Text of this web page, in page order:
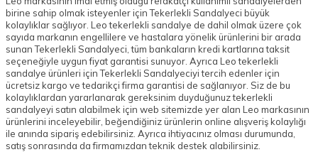
birine sahip olmak isteyenler için Tekerlekli Sandalyeci büyük
kolaylıklar sağlıyor. Leo tekerlekli sandalye de dahil olmak üzere çok
sayıda markanın engellilere ve hastalara yönelik ürünlerini bir arada
sunan Tekerlekli Sandalyeci, tüm bankaların kredi kartlarına taksit
seçeneğiyle uygun fiyat garantisi sunuyor. Ayrıca Leo tekerlekli
sandalye ürünleri için Tekerlekli Sandalyeciyi tercih edenler için
ücretsiz kargo ve tedarikçi firma garantisi de sağlanıyor. Siz de bu
kolaylıklardan yararlanarak gereksinim duyduğunuz tekerlekli
sandalyeyi satın alabilmek için web sitemizde yer alan Leo markasının
ürünlerini inceleyebilir, beğendiğiniz ürünlerin online alışveriş kolaylığı
ile anında sipariş edebilirsiniz. Ayrıca ihtiyacınız olması durumunda,
satış sonrasında da firmamızdan teknik destek alabilirsiniz.